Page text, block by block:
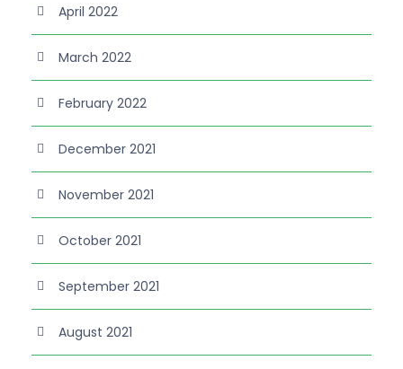
April 2022
March 2022
February 2022
December 2021
November 2021
October 2021
September 2021
August 2021